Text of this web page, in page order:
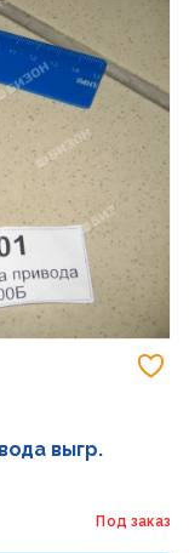
выгр.
Под заказ